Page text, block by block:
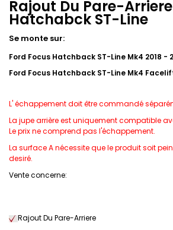
Rajout Du Pare-
Hatchabck ST-Line
Se monte sur:
Ford Focus Hatchback ST-Line Mk4 2018 -
Ford Focus Hatchback ST-Line Mk4
L' échappement doit être commandé
La jupe arrière est uniquement compatible
Le prix ne comprend pas l'échappement.
La surface A nécessite que le produit soit
desiré.
Vente concerne:
Rajout Du Pare-Arriere